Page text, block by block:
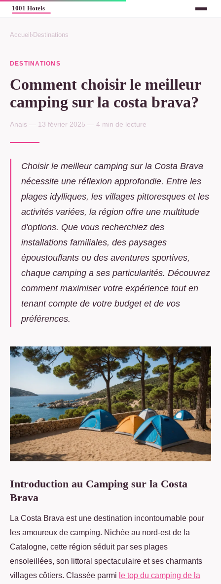
Accueil ›Destinations
DESTINATIONS
Comment choisir le meilleur
camping sur la costa brava?
Anais — 13 février 2025 — 4 min de lecture
Choisir le meilleur camping sur la Costa Brava
nécessite une réflexion approfondie. Entre les
plages idylliques, les villages pittoresques et les
activités variées, la région offre une multitude
d'options. Que vous recherchiez des
installations familiales, des paysages
époustouflants ou des aventures sportives,
chaque camping a ses particularités. Découvrez
comment maximiser votre expérience tout en
tenant compte de votre budget et de vos
préférences.
Introduction au Camping sur la Costa
Brava
La Costa Brava est une destination incontournable pour
les amoureux de camping. Nichée au nord-est de la
Catalogne, cette région séduit par ses plages
ensoleillées, son littoral spectaculaire et ses charmants
villages côtiers. Classée parmi le top du camping de la